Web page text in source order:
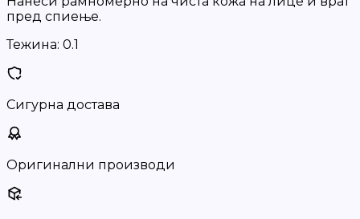
пред спиење.
Тежина: 0.1
Сигурна достава
Оригинални производи